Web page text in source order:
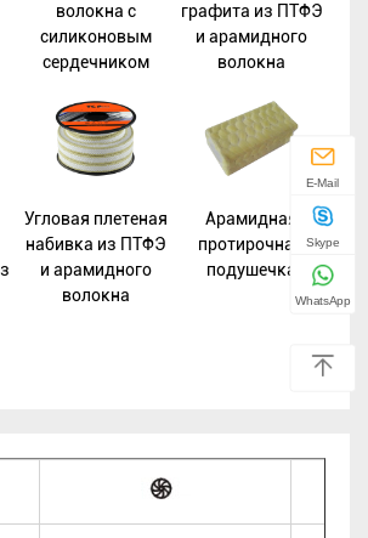
волокна с
силиконовым
сердечником
графита из ПТФЭ
и арамидного
волокна
Угловая плетеная
набивка из ПТФЭ
и арамидного
волокна
Арамидная
протирочная
подушечка
E-Mail
Skype
WhatsApp